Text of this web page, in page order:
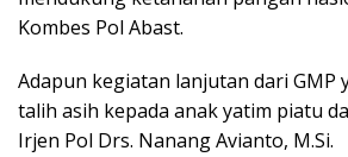
Kombes Pol Abast.
Adapun kegiatan lanjutan dari GMP
talih asih kepada anak yatim piatu
Irjen Pol Drs. Nanang Avianto, M.Si.